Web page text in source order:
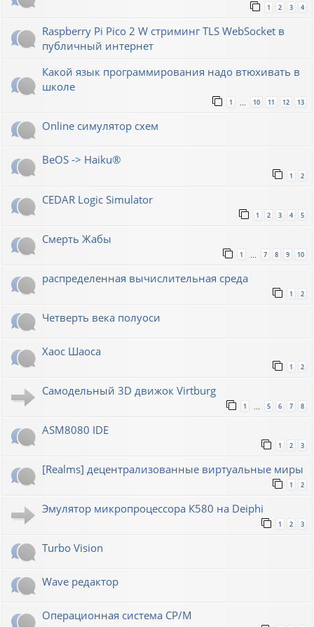
1 2 3 4
Raspberry Pi Pico 2 W стриминг TLS WebSocket в
публичный интернет
Какой язык программирования надо втюхивать в
школе
1 … 10 11 12 13
Online симулятор схем
BeOS -> Haiku®
1 2
CEDAR Logic Simulator
1 2 3 4 5
Смерть Жабы
1 7 8 9 10
распределенная вычислительная среда
1 2
Четверть века полуоси
Хаос Шаоса
1 2
Самодельный 3D движок Virtburg
1 5 6 7 8
ASM8080 IDE
1 2 3
[Realms] децентрализованные виртуальные миры
1 2
Эмулятор микропроцессора К580 на Deiphi
1 2 3
Turbo Vision
Wave редактор
Операционная система CP/M